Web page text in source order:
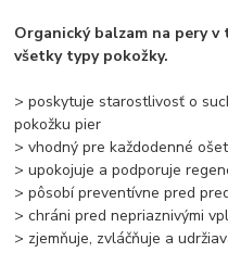
Organický balzam na pery
všetky typy pokožky.
> poskytuje starostlivosť o
pokožku pier
> vhodný pre každodenné
> upokojuje a podporuje
> pôsobí preventívne pred
> chráni pred nepriaznivými
> zjemňuje, zvláčňuje a